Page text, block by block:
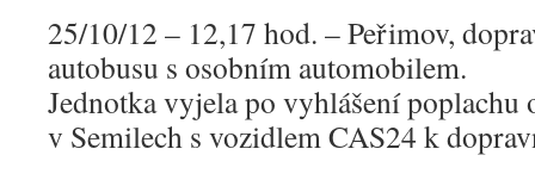
25/10/12 – 12,17 hod. – Peřimov,
autobusu s osobním automobilem.
Jednotka vyjela po vyhlášení poplachu
v Semilech s vozidlem CAS24 k